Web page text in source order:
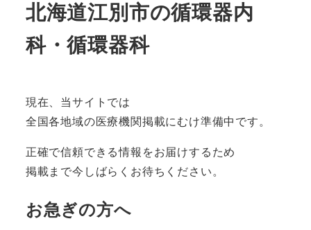
北海道江別市の循環器内
科・循環器科
現在、当サイトでは
全国各地域の医療機関掲載にむけ準備中です。
正確で信頼できる情報をお届けするため
掲載まで今しばらくお待ちください。
お急ぎの方へ